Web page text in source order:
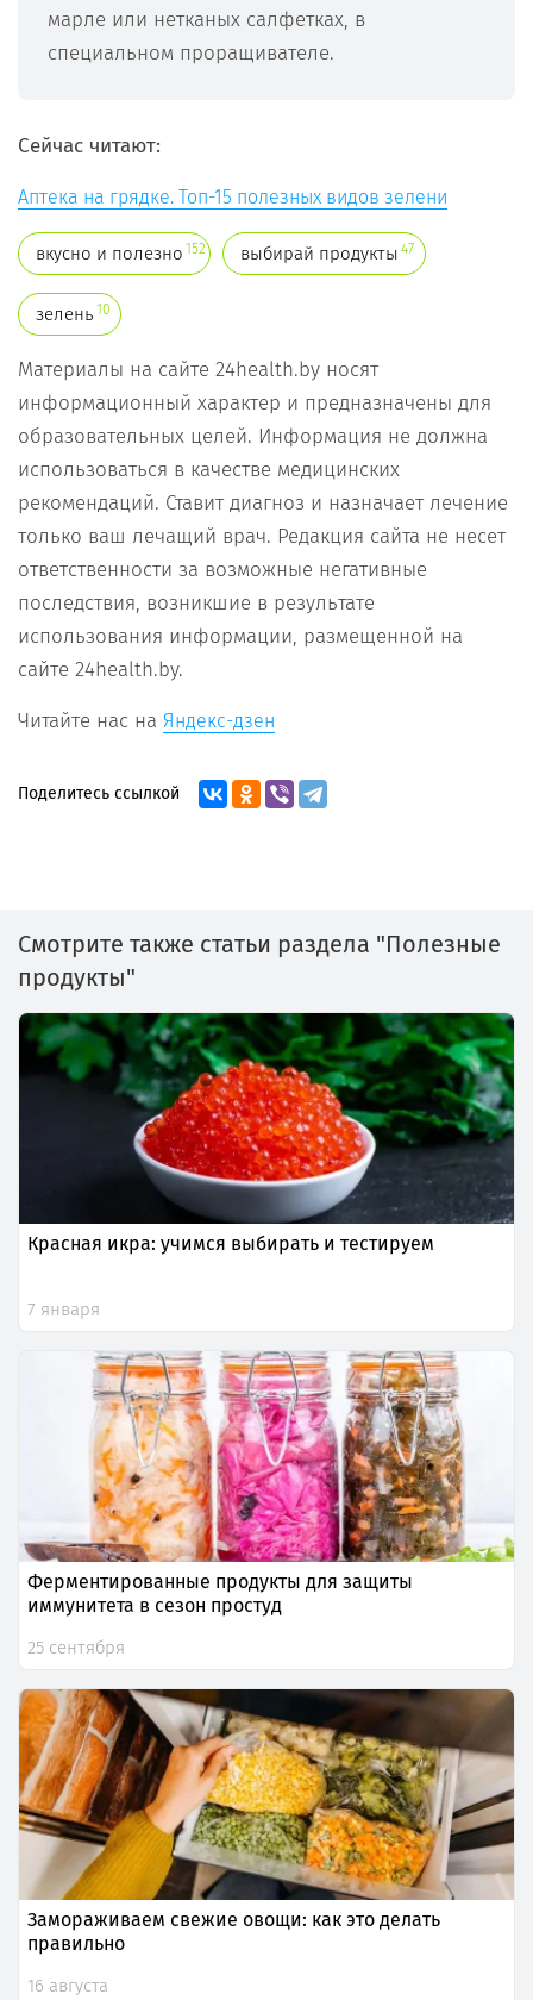
марле или нетканых салфетках, в
специальном проращивателе.
Сейчас читают:
Аптека на грядке. Топ-15 полезных видов зелени
вкусно и полезно 152 выбирай продукты 47
зелень 10
Материалы на сайте 24health.by носят
информационный характер и предназначены для
образовательных целей. Информация не должна
использоваться в качестве медицинских
рекомендаций. Ставит диагноз и назначает лечение
только ваш лечащий врач. Редакция сайта не несет
ответственности за возможные негативные
последствия, возникшие в результате
использования информации, размещенной на
сайте 24health.by.
Читайте нас на Яндекс-дзен
Поделитесь ссылкой
Смотрите также статьи раздела "Полезные
продукты"
Красная икра: учимся выбирать и тестируем
7 января
Ферментированные продукты для защиты
иммунитета в сезон простуд
25 сентября
Замораживаем свежие овощи: как это делать
правильно
16 августа